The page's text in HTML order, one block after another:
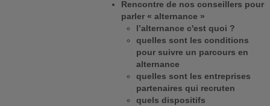
Rencontre de nos conseillers pour
parler « alternance »
l’alternance c'est quoi ?
quelles sont les conditions
pour suivre un parcours en
alternance
quelles sont les entreprises
partenaires qui recruten
quels dispositifs